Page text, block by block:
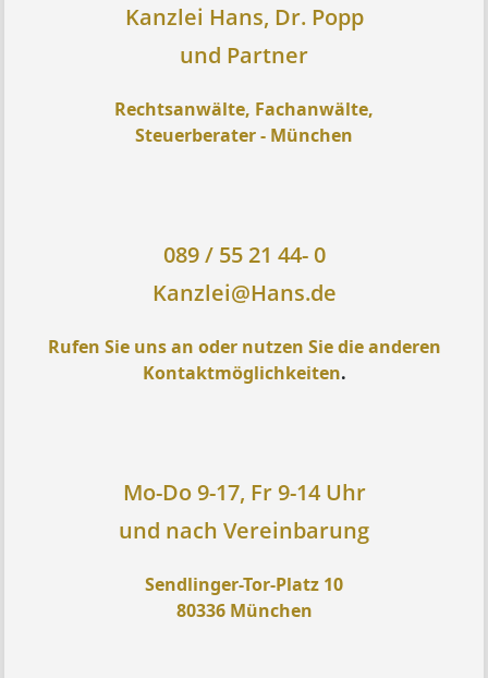
Kanzlei Hans, Dr. Popp
und Partner
Rechtsanwälte, Fachanwälte,
Steuerberater - München
089 / 55 21 44- 0
Kanzlei@Hans.de
Rufen Sie uns an oder nutzen Sie die anderen
Kontaktmöglichkeiten.
Mo-Do 9-17, Fr 9-14 Uhr
und nach Vereinbarung
Sendlinger-Tor-Platz 10
80336 München